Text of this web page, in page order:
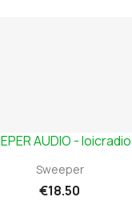
Quick view
Sweeper
€18.50